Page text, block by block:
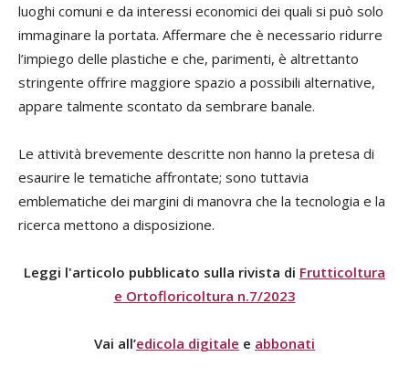
luoghi comuni e da interessi economici dei quali si può solo
immaginare la portata. Affermare che è necessario ridurre
l’impiego delle plastiche e che, parimenti, è altrettanto
stringente offrire maggiore spazio a possibili alternative,
appare talmente scontato da sembrare banale.
Le attività brevemente descritte non hanno la pretesa di
esaurire le tematiche affrontate; sono tuttavia
emblematiche dei margini di manovra che la tecnologia e la
ricerca mettono a disposizione.
Leggi l'articolo pubblicato sulla rivista di Frutticoltura
e Ortofloricoltura n.7/2023
Vai all’edicola digitale e abbonati